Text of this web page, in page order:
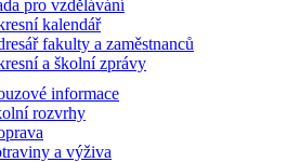
pro vzdělávání
kalendář
fakulty a zaměstnanců
a školní zprávy
informace
rozvrhy
a výživa